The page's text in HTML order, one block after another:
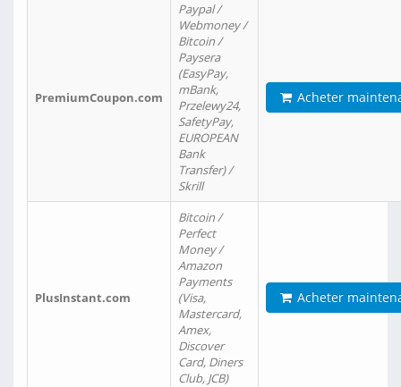
PremiumCoupon.com
Paypal /
Webmoney /
Bitcoin /
Paysera
(EasyPay,
mBank,
Przelewy24,
SafetyPay,
EUROPEAN
Bank
Transfer) /
Skrill
Acheter
PlusInstant.com
Bitcoin /
Perfect
Money /
Amazon
Payments
(Visa,
Mastercard,
Amex,
Discover
Card, Diners
Club, JCB)
Acheter